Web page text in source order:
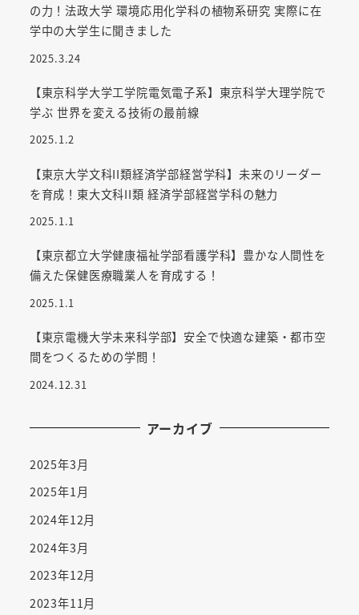
の力！法政大学 環境応用化学科の植物系研究 実際に在
学中の大学生に聞きました
2025.3.24
【東京科学大学工学院電気電子系】東京科学大理学院で
学ぶ 世界を変える技術の最前線
2025.1.2
【東京大学文科II類経済学部経営学科】未来のリーダー
を育成！東大文科II類 経済学部経営学科の魅力
2025.1.1
【東京都立大学健康福祉学部看護学科】豊かな人間性を
備えた保健医療職業人を育成する！
2025.1.1
【東京電機大学未来科学部】安全で快適な建築・都市空
間をつくるための学問！
2024.12.31
アーカイブ
2025年3月
2025年1月
2024年12月
2024年3月
2023年12月
2023年11月